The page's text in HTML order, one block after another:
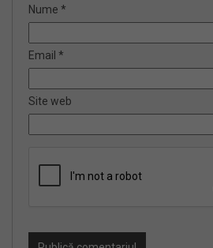
Nume *
Email *
Site web